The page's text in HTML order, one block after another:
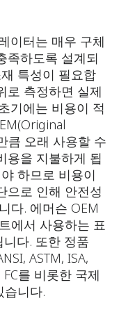
이터는 매우 구체
족하도록 설계되
특성이 필요합
로 측정하면 실제
기에는 비용이 적
큼 오래 사용할 수
용을 지불하게 됩
하므로 비용이
으로 인해 안전성
다. 에머슨 OEM
에서 사용하는 표
다. 또한 정품
ASTM, ISA,
FC를 비롯한 국제
습니다.